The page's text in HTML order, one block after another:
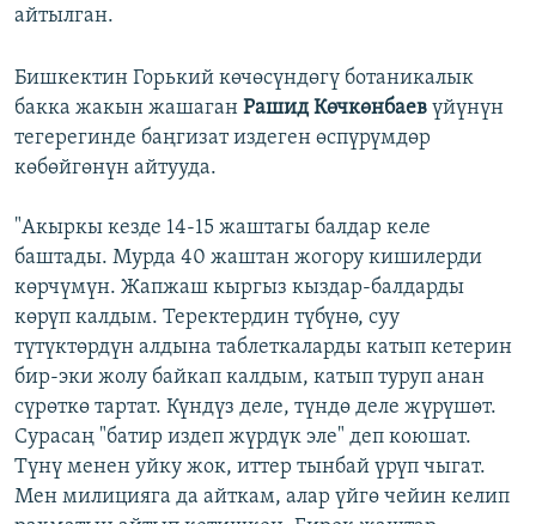
айтылган.
Бишкектин Горький көчөсүндөгү ботаникалык
бакка жакын жашаган Рашид Көчкөнбаев үйүнүн
тегерегинде баңгизат издеген өспүрүмдөр
көбөйгөнүн айтууда.
"Акыркы кезде 14-15 жаштагы балдар келе
баштады. Мурда 40 жаштан жогору кишилерди
көрчүмүн. Жапжаш кыргыз кыздар-балдарды
көрүп калдым. Теректердин түбүнө, суу
түтүктөрдүн алдына таблеткаларды катып кетерин
бир-эки жолу байкап калдым, катып туруп анан
сүрөткө тартат. Күндүз деле, түндө деле жүрүшөт.
Сурасаң "батир издеп жүрдүк эле" деп коюшат.
Түнү менен уйку жок, иттер тынбай үрүп чыгат.
Мен милицияга да айткам, алар үйгө чейин келип